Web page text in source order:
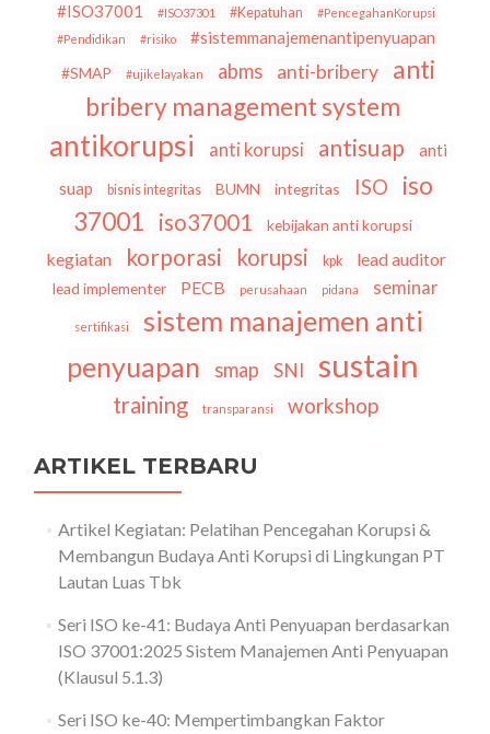
#ISO37001 #ISO37301 #Kepatuhan
#PencegahanKorupsi
#Pendidikan
#risiko #sistemmanajemenantipenyuapan
#SMAP #ujikelayakan abms anti-bribery
anti
bribery management system
antikorupsi anti korupsi antisuap
anti
suap
bisnis integritas BUMN integritas ISO
iso
37001
iso37001 kebijakan anti korupsi
kegiatan korporasi korupsi kpk lead auditor
lead implementer PECB perusahaan pidana seminar
sertifikasi
sistem manajemen anti
penyuapan
smap SNI sustain
training transparansi workshop
ARTIKEL TERBARU
Artikel Kegiatan: Pelatihan Pencegahan Korupsi &
Membangun Budaya Anti Korupsi di Lingkungan PT
Lautan Luas Tbk
Seri ISO ke-41: Budaya Anti Penyuapan berdasarkan
ISO 37001:2025 Sistem Manajemen Anti Penyuapan
(Klausul 5.1.3)
Seri ISO ke-40: Mempertimbangkan Faktor